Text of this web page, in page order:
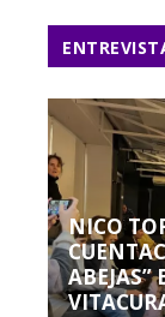
NICO
ABEJAS”